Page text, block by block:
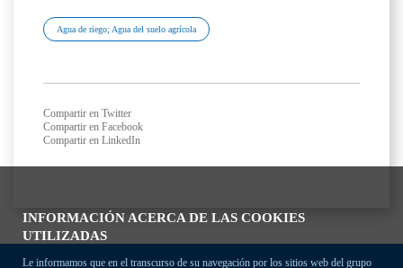
INFORMACIÓN ACERCA DE LAS COOKIES
UTILIZADAS
Le informamos que en el transcurso de su navegación por los sitios web del grupo
Agua de riego; Agua del suelo agrícola
Compartir en Twitter
Compartir en Facebook
Compartir en LinkedIn